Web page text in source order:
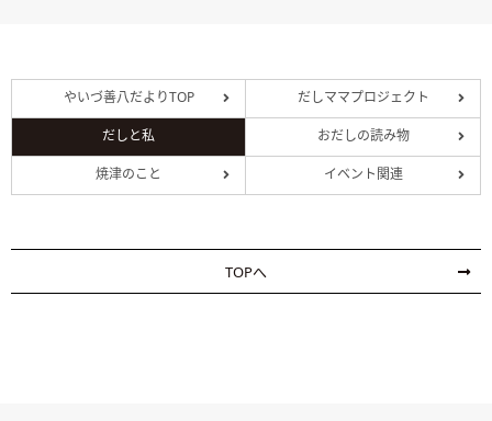
やいづ善八だよりTOP だしママプロジェクト
だしと私 おだしの読み物
焼津のこと イベント関連
TOPへ